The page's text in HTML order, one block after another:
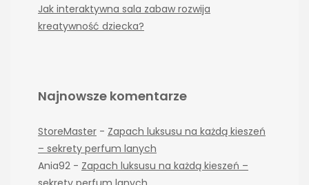
Jak interaktywna sala zabaw rozwija
kreatywność dziecka?
Najnowsze komentarze
StoreMaster - Zapach luksusu na każdą kieszeń
– sekrety perfum lanych
Ania92 - Zapach luksusu na każdą kieszeń –